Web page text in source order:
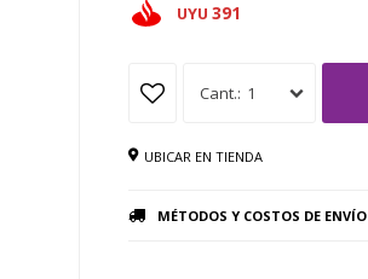
UYU 391
1
UBICAR EN TIENDA
MÉTODOS Y COSTOS DE ENVÍO